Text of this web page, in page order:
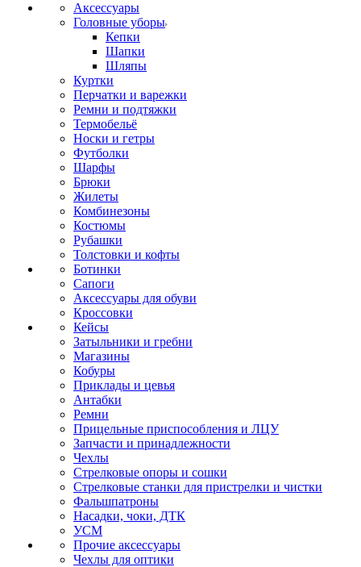
Аксессуары
Головные уборы
Кепки
Шапки
Шляпы
Куртки
Перчатки и варежки
Ремни и подтяжки
Термобельё
Носки и гетры
Футболки
Шарфы
Брюки
Жилеты
Комбинезоны
Костюмы
Рубашки
Толстовки и кофты
Ботинки
Сапоги
Аксессуары для обуви
Кроссовки
Кейсы
Затыльники и гребни
Магазины
Кобуры
Приклады и цевья
Антабки
Ремни
Прицельные приспособления и ЛЦУ
Запчасти и принадлежности
Чехлы
Стрелковые опоры и сошки
Стрелковые станки для пристрелки и чистки
Фальшпатроны
Насадки, чоки, ДТК
УСМ
Прочие аксессуары
Чехлы для оптики